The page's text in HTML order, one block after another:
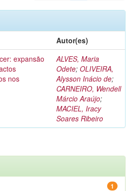
Autor(es)
expansão
nos
ALVES, Maria
Odete; OLIVEIRA,
Alysson Inácio de;
CARNEIRO, Wendell
Márcio Araújo;
MACIEL, Iracy
Soares Ribeiro
1